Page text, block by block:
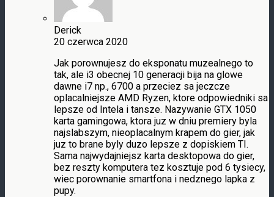
Derick
20 czerwca 2020
Jak porownujesz do eksponatu muzealnego to
tak, ale i3 obecnej 10 generacji bija na glowe
dawne i7 np., 6700 a przeciez sa jeczcze
oplacalniejsze AMD Ryzen, ktore odpowiedniki sa
lepsze od Intela i tansze. Nazywanie GTX 1050
karta gamingowa, ktora juz w dniu premiery byla
najslabszym, nieoplacalnym krapem do gier, jak
juz to brane byly duzo lepsze z dopiskiem TI.
Sama najwydajniejsz karta desktopowa do gier,
bez reszty komputera tez kosztuje pod 6 tysiecy,
wiec porownanie smartfona i nedznego lapka z
pupy.